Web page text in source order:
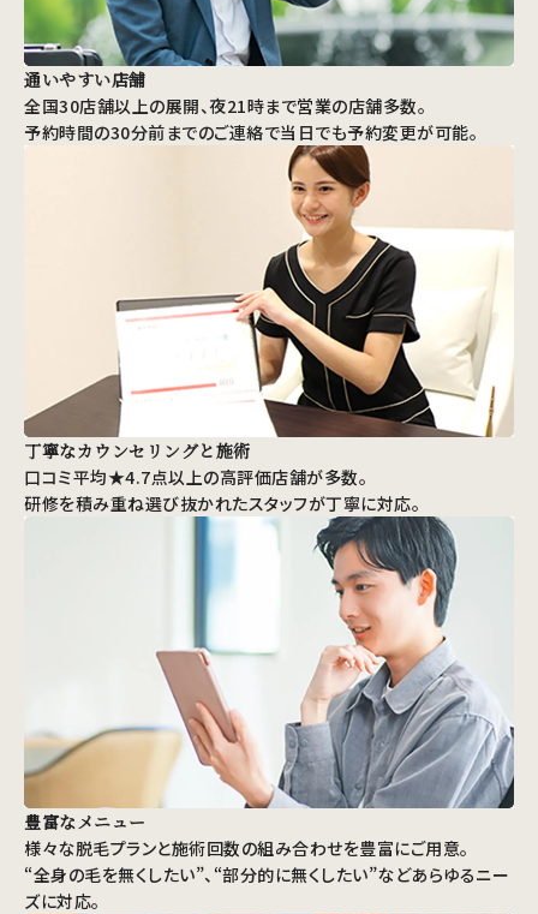
通いやすい店舗
全国30店舗以上の展開、夜21時まで営業の店舗多数。
予約時間の30分前までのご連絡で当日でも予約変更が可能。
丁寧なカウンセリングと施術
口コミ平均★4.7点以上の高評価店舗が多数。
研修を積み重ね選び抜かれたスタッフが丁寧に対応。
豊富なメニュー
様々な脱毛プランと施術回数の組み合わせを豊富にご用意。
“全身の毛を無くしたい”、“部分的に無くしたい”などあらゆるニー
ズに対応。